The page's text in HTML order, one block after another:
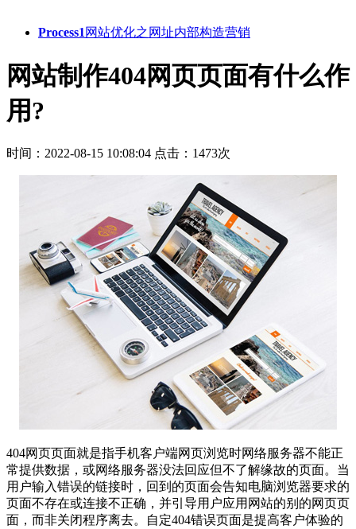
Process1 网站优化之网址内部构造营销
网站制作404网页页面有什么作
用?
时间：2022-08-15 10:08:04 点击：1473次
404网页页面就是指手机客户端网页浏览时网络服务器不能正
常提供数据，或网络服务器没法回应但不了解缘故的页面。当
用户输入错误的链接时，回到的页面会告知电脑浏览器要求的
页面不存在或连接不正确，并引导用户应用网站的别的网页页
面，而非关闭程序离去。自定404错误页面是提高客户体验的